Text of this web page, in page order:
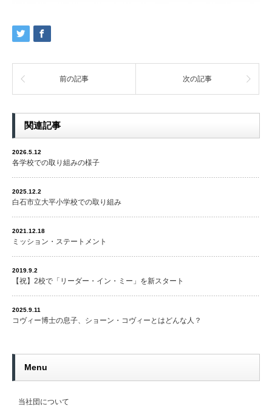
前の記事 次の記事
関連記事
2026.5.12
各学校での取り組みの様子
2025.12.2
白石市立大平小学校での取り組み
2021.12.18
ミッション・ステートメント
2019.9.2
【祝】2校で「リーダー・イン・ミー」を新スタート
2025.9.11
コヴィー博士の息子、ショーン・コヴィーとはどんな人？
Menu
当社団について